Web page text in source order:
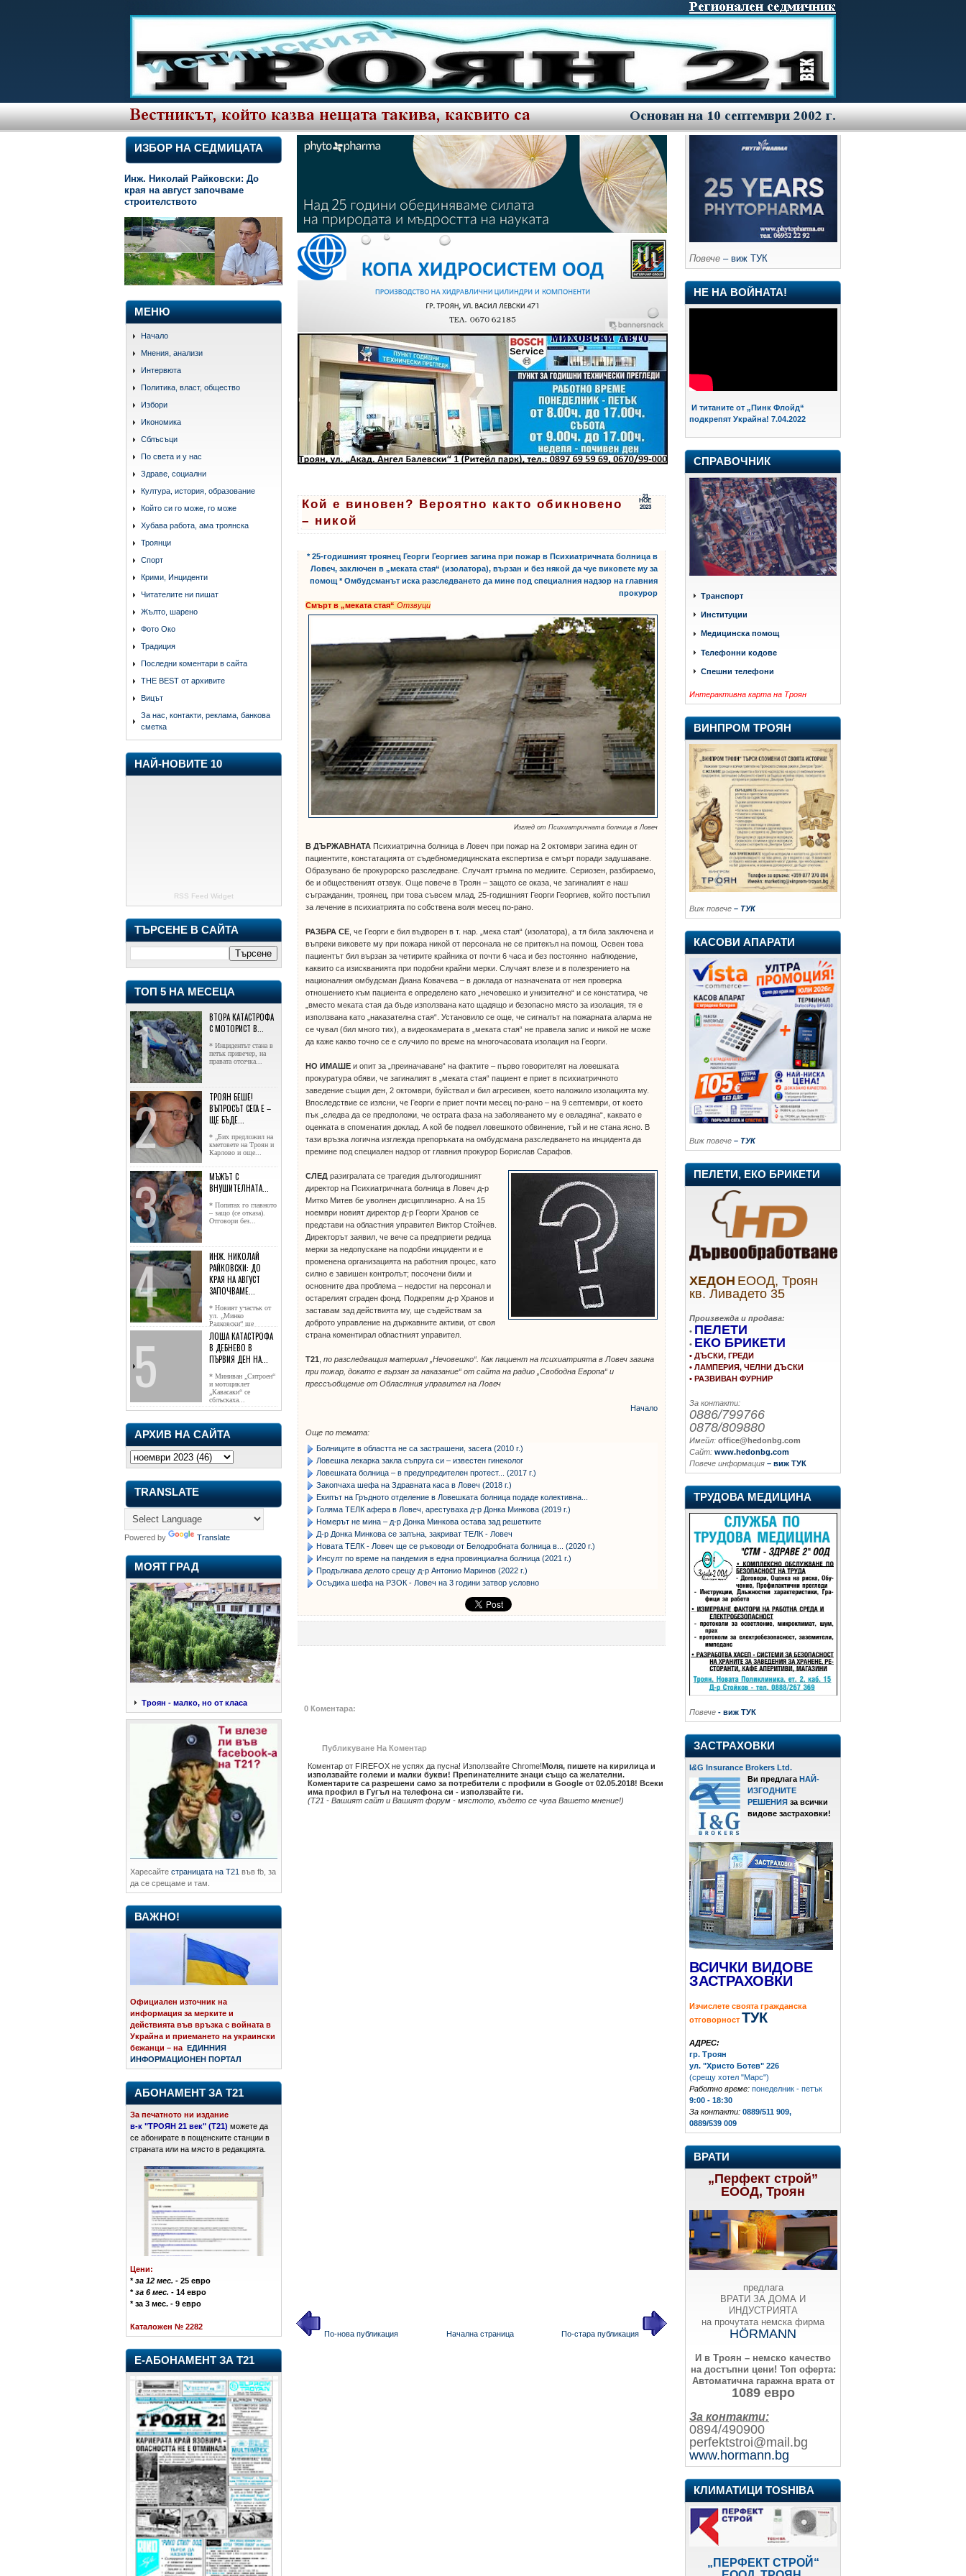
ИЗБОР НА СЕДМИЦАТА
Инж. Николай Райковски: До
края на август започваме
строителството
МЕНЮ
Начало
Мнения, анализи
Интервюта
Политика, власт, общество
Избори
Икономика
Сблъсъци
По света и у нас
Здраве, социални
Култура, история, образование
Който си го може, го може
Хубава работа, ама троянска
Троянци
Спорт
Крими, Инциденти
Читателите ни пишат
Жълто, шарено
Фото Око
Традиция
Последни коментари в сайта
THE BEST от архивите
Вицът
За нас, контакти, реклама, банкова
сметка
НАЙ-НОВИТЕ 10
RSS Feed Widget
ТЪРСЕНЕ В САЙТА
ТОП 5 НА МЕСЕЦА
ВТОРА КАТАСТРОФА
С МОТОРИСТ В...
* Инцидентът стана в
петък привечер, на
правата отсечка...
ТРОЯН БЕШЕ!
ВЪПРОСЪТ СЕГА Е –
ЩЕ БЪДЕ...
* „Бих предложил на
кметовете на Троян и
Карлово и още...
МЪЖЪТ С
ВНУШИТЕЛНАТА...
* Попитах го главното
– защо (се отказа).
Отговори без...
ИНЖ. НИКОЛАЙ
РАЙКОВСКИ: ДО
КРАЯ НА АВГУСТ
ЗАПОЧВАМЕ...
* Новият участък от
ул. „Минко
Радковски“ ще
достигне жк...
ЛОША КАТАСТРОФА
В ДЕБНЕВО В
ПЪРВИЯ ДЕН НА...
* Миниван „Ситроен“
и мотоциклет
„Кавасаки“ се
сблъскаха...
АРХИВ НА САЙТА
TRANSLATE
Powered by Translate
МОЯТ ГРАД
Троян - малко, но от класа
Харесайте страницата на Т21 във fb, за
да се срещаме и там.
ВАЖНО!
Официален източник на
информация за мерките и
действията във връзка с войната в
Украйна и приемането на украински
бежанци – на
ЕДИННИЯ
ИНФОРМАЦИОНЕН ПОРТАЛ
АБОНАМЕНТ ЗА Т21
За печатното ни издание
в-к "ТРОЯН 21 век" (Т21) можете да
се абонирате в пощенските станции в
страната или на място в редакцията.
Цени:
*за 12 мес. - 25 евро
*за 6 мес. - 14 евро
* за 3 мес. - 9 евро
Каталожен № 2282
Е-АБОНАМЕНТ ЗА Т21
21
НОЕ
2023
Кой е виновен? Вероятно както обикновено
– никой
* 25-годишният троянец Георги Георгиев загина при пожар в Психиатричната болница в
Ловеч, заключен в „меката стая“ (изолатора), вързан и без някой да чуе виковете му за
помощ * Омбудсманът иска разследването да мине под специалния надзор на главния
прокурор
Смърт в „меката стая“Отзвуци
Изглед от Психиатричната болница в Ловеч
В ДЪРЖАВНАТА Психиатрична болница в Ловеч при пожар на 2 октомври загина един от
пациентите, констатацията от съдебномедицинската експертиза е смърт поради задушаване.
Образувано бе прокурорско разследване. Случаят гръмна по медиите. Сериозен, разбираемо,
бе и общественият отзвук. Още повече в Троян – защото се оказа, че загиналият е наш
съгражданин, троянец, при това съвсем млад, 25-годишният Георги Георгиев, който постъпил
за лечение в психиатрията по собствена воля месец по-рано.
РАЗБРА СЕ , че Георги е бил въдворен в т. нар. „мека стая“ (изолатора), а тя била заключена и
въпреки виковете му при пожара никой от персонала не се притекъл на помощ. Освен това
пациентът бил вързан за четирите крайника от почти 6 часа и без постоянно наблюдение,
каквито са изискванията при подобни крайни мерки. Случаят влезе и в полезрението на
националния омбудсман Диана Ковачева – в доклада от назначената от нея проверка
отношението към пациента е определено като „нечовешко и унизително“ и се констатира, че
„вместо меката стая да бъде използвана като щадящо и безопасно място за изолация, тя е
използвана като „наказателна стая“. Установило се още, че сигналът на пожарната аларма не
се чувал (бил много тих), а видеокамерата в „меката стая“ не правела запис и никой не може
да каже какво точно се е случило по време на многочасовата изолация на Георги.
НО ИМАШЕ и опит за „преиначаване“ на фактите – първо говорителят на ловешката
прокуратура обяви, че загиналият в „меката стая“ пациент е приет в психиатричното
заведение същия ден, 2 октомври, буйствал и бил агресивен, което наложило изолацията му.
Впоследствие се изясни, че Георги е приет почти месец по-рано – на 9 септември, от което
пък „следва да се предположи, че острата фаза на заболяването му е овладяна“, каквато е
оценката в споменатия доклад. А кой бе подвел ловешкото обвинение, тъй и не стана ясно. В
тази връзка логична изглежда препоръката на омбудсмана разследването на инцидента да
премине под специален надзор от главния прокурор Борислав Сарафов.
СЛЕД разигралата се трагедия дългогодишният
директор на Психиатричната болница в Ловеч д-р
Митко Митев бе уволнен дисциплинарно. А на 15
ноември новият директор д-р Георги Хранов се
представи на областния управител Виктор Стойчев.
Директорът заявил, че вече са предприети редица
мерки за недопускане на подобни инциденти и е
променена организацията на работния процес, като
силно е завишен контролът; посочени били и
основните два проблема – недостиг на персонал и
остарелият сграден фонд. Подкрепям д-р Хранов и
заставам зад действията му, ще съдействам за
доброто управление на държавните активи, от своя
страна коментирал областният управител.
Т21 ,по разследващия материал „Нечовешко“. Как пациент на психиатрията в Ловеч загина
при пожар, докато е вързан за наказание“ от сайта на радио „Свободна Европа“ и
прессъобщение от Областния управител на Ловеч
Начало
Още по темата:
Болниците в областта не са застрашени, засега (2010 г.)
Ловешка лекарка закла съпруга си – известен гинеколог
Ловешката болница – в предупредителен протест... (2017 г.)
Закопчаха шефа на Здравната каса в Ловеч (2018 г.)
Екипът на Гръдното отделение в Ловешката болница подаде колективна...
Голяма ТЕЛК афера в Ловеч, арестуваха д-р Донка Минкова (2019 г.)
Номерът не мина – д-р Донка Минкова остава зад решетките
Д-р Донка Минкова се запъна, закриват ТЕЛК - Ловеч
Новата ТЕЛК - Ловеч ще се ръководи от Белодробната болница в... (2020 г.)
Инсулт по време на пандемия в една провинциална болница (2021 г.)
Продължава делото срещу д-р Антонио Маринов (2022 г.)
Осъдиха шефа на РЗОК - Ловеч на 3 години затвор условно
0 Коментара:
Публикуване На Коментар
Коментар от FIREFOX не успях да пусна! Използвайте Chrome!Моля, пишете на кирилица и
използвайте големи и малки букви! Препинателните знаци също са желателни.
Коментарите са разрешени само за потребители с профили в Google от 02.05.2018! Всеки
има профил в Гугъл на телефона си - използвайте ги.
(Т21 - Вашият сайт и Вашият форум - мястото, където се чува Вашето мнение!)
По-нова публикация По-стара публикация
Начална страница
Повече – виж ТУК
НЕ НА ВОЙНАТА!
И титаните от „Пинк Флойд“
подкрепят Украйна! 7.04.2022
СПРАВОЧНИК
Транспорт
Институции
Медицинска помощ
Телефонни кодове
Спешни телефони
Интерактивна карта на Троян
ВИНПРОМ ТРОЯН
Виж повече – ТУК
КАСОВИ АПАРАТИ
Виж повече – ТУК
ПЕЛЕТИ, ЕКО БРИКЕТИ
ХЕДОН ЕООД, Троян
кв. Ливадето 35
Произвежда и продава:
• ПЕЛЕТИ
• ЕКО БРИКЕТИ
• ДЪСКИ, ГРЕДИ
• ЛАМПЕРИЯ, ЧЕЛНИ ДЪСКИ
• РАЗВИВАН ФУРНИР
За контакти:
0886/799766
0878/809880
Имейл: office@hedonbg.com
Сайт: www.hedonbg.com
Повече информация – виж ТУК
ТРУДОВА МЕДИЦИНА
Повече - виж ТУК
ЗАСТРАХОВКИ
I&G Insurance Brokers Ltd.
Ви предлага НАЙ-
ИЗГОДНИТЕ
РЕШЕНИЯ за всички
видове застраховки!
ВСИЧКИ ВИДОВЕ
ЗАСТРАХОВКИ
Изчислете своята гражданска
отговорност ТУК
АДРЕС:
гр. Троян
ул. "Христо Ботев" 226
(срещу хотел "Марс")
Работно време: понеделник - петък
9:00 - 18:30
За контакти: 0889/511 909,
0889/539 009
ВРАТИ
„Перфект строй”
ЕООД, Троян
предлага
ВРАТИ ЗА ДОМА И
ИНДУСТРИЯТА
на прочутата немска фирма
HÖRMANN
И в Троян – немско качество
на достъпни цени! Топ оферта:
Автоматична гаражна врата от
1089 евро
За контакти:
0894/490900
perfektstroi@mail.bg
www.hormann.bg
КЛИМАТИЦИ TOSHIBA
„ПЕРФЕКТ СТРОЙ“